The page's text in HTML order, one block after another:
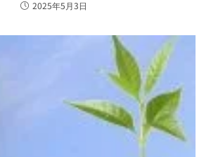
2025年5月3日